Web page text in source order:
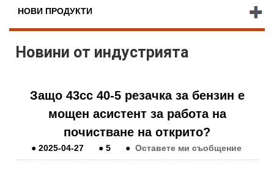
НОВИ ПРОДУКТИ
Новини от индустрията
Защо 43cc 40-5 резачка за бензин е
мощен асистент за работа на
почистване на открито?
●2025-04-27 ●5 ● Оставете ми съобщение